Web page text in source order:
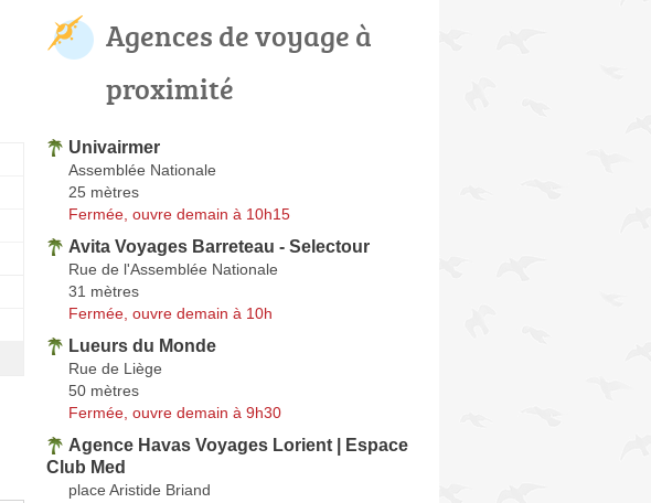
Agences de voyage à
proximité
Univairmer
Assemblée Nationale
25 mètres
Fermée, ouvre demain à 10h15
Avita Voyages Barreteau - Selectour
Rue de l'Assemblée Nationale
31 mètres
Fermée, ouvre demain à 10h
Lueurs du Monde
Rue de Liège
50 mètres
Fermée, ouvre demain à 9h30
Agence Havas Voyages Lorient | Espace
Club Med
place Aristide Briand